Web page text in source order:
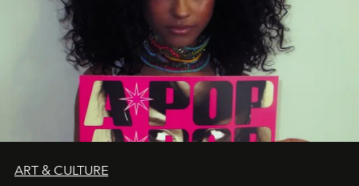
ART & CULTURE